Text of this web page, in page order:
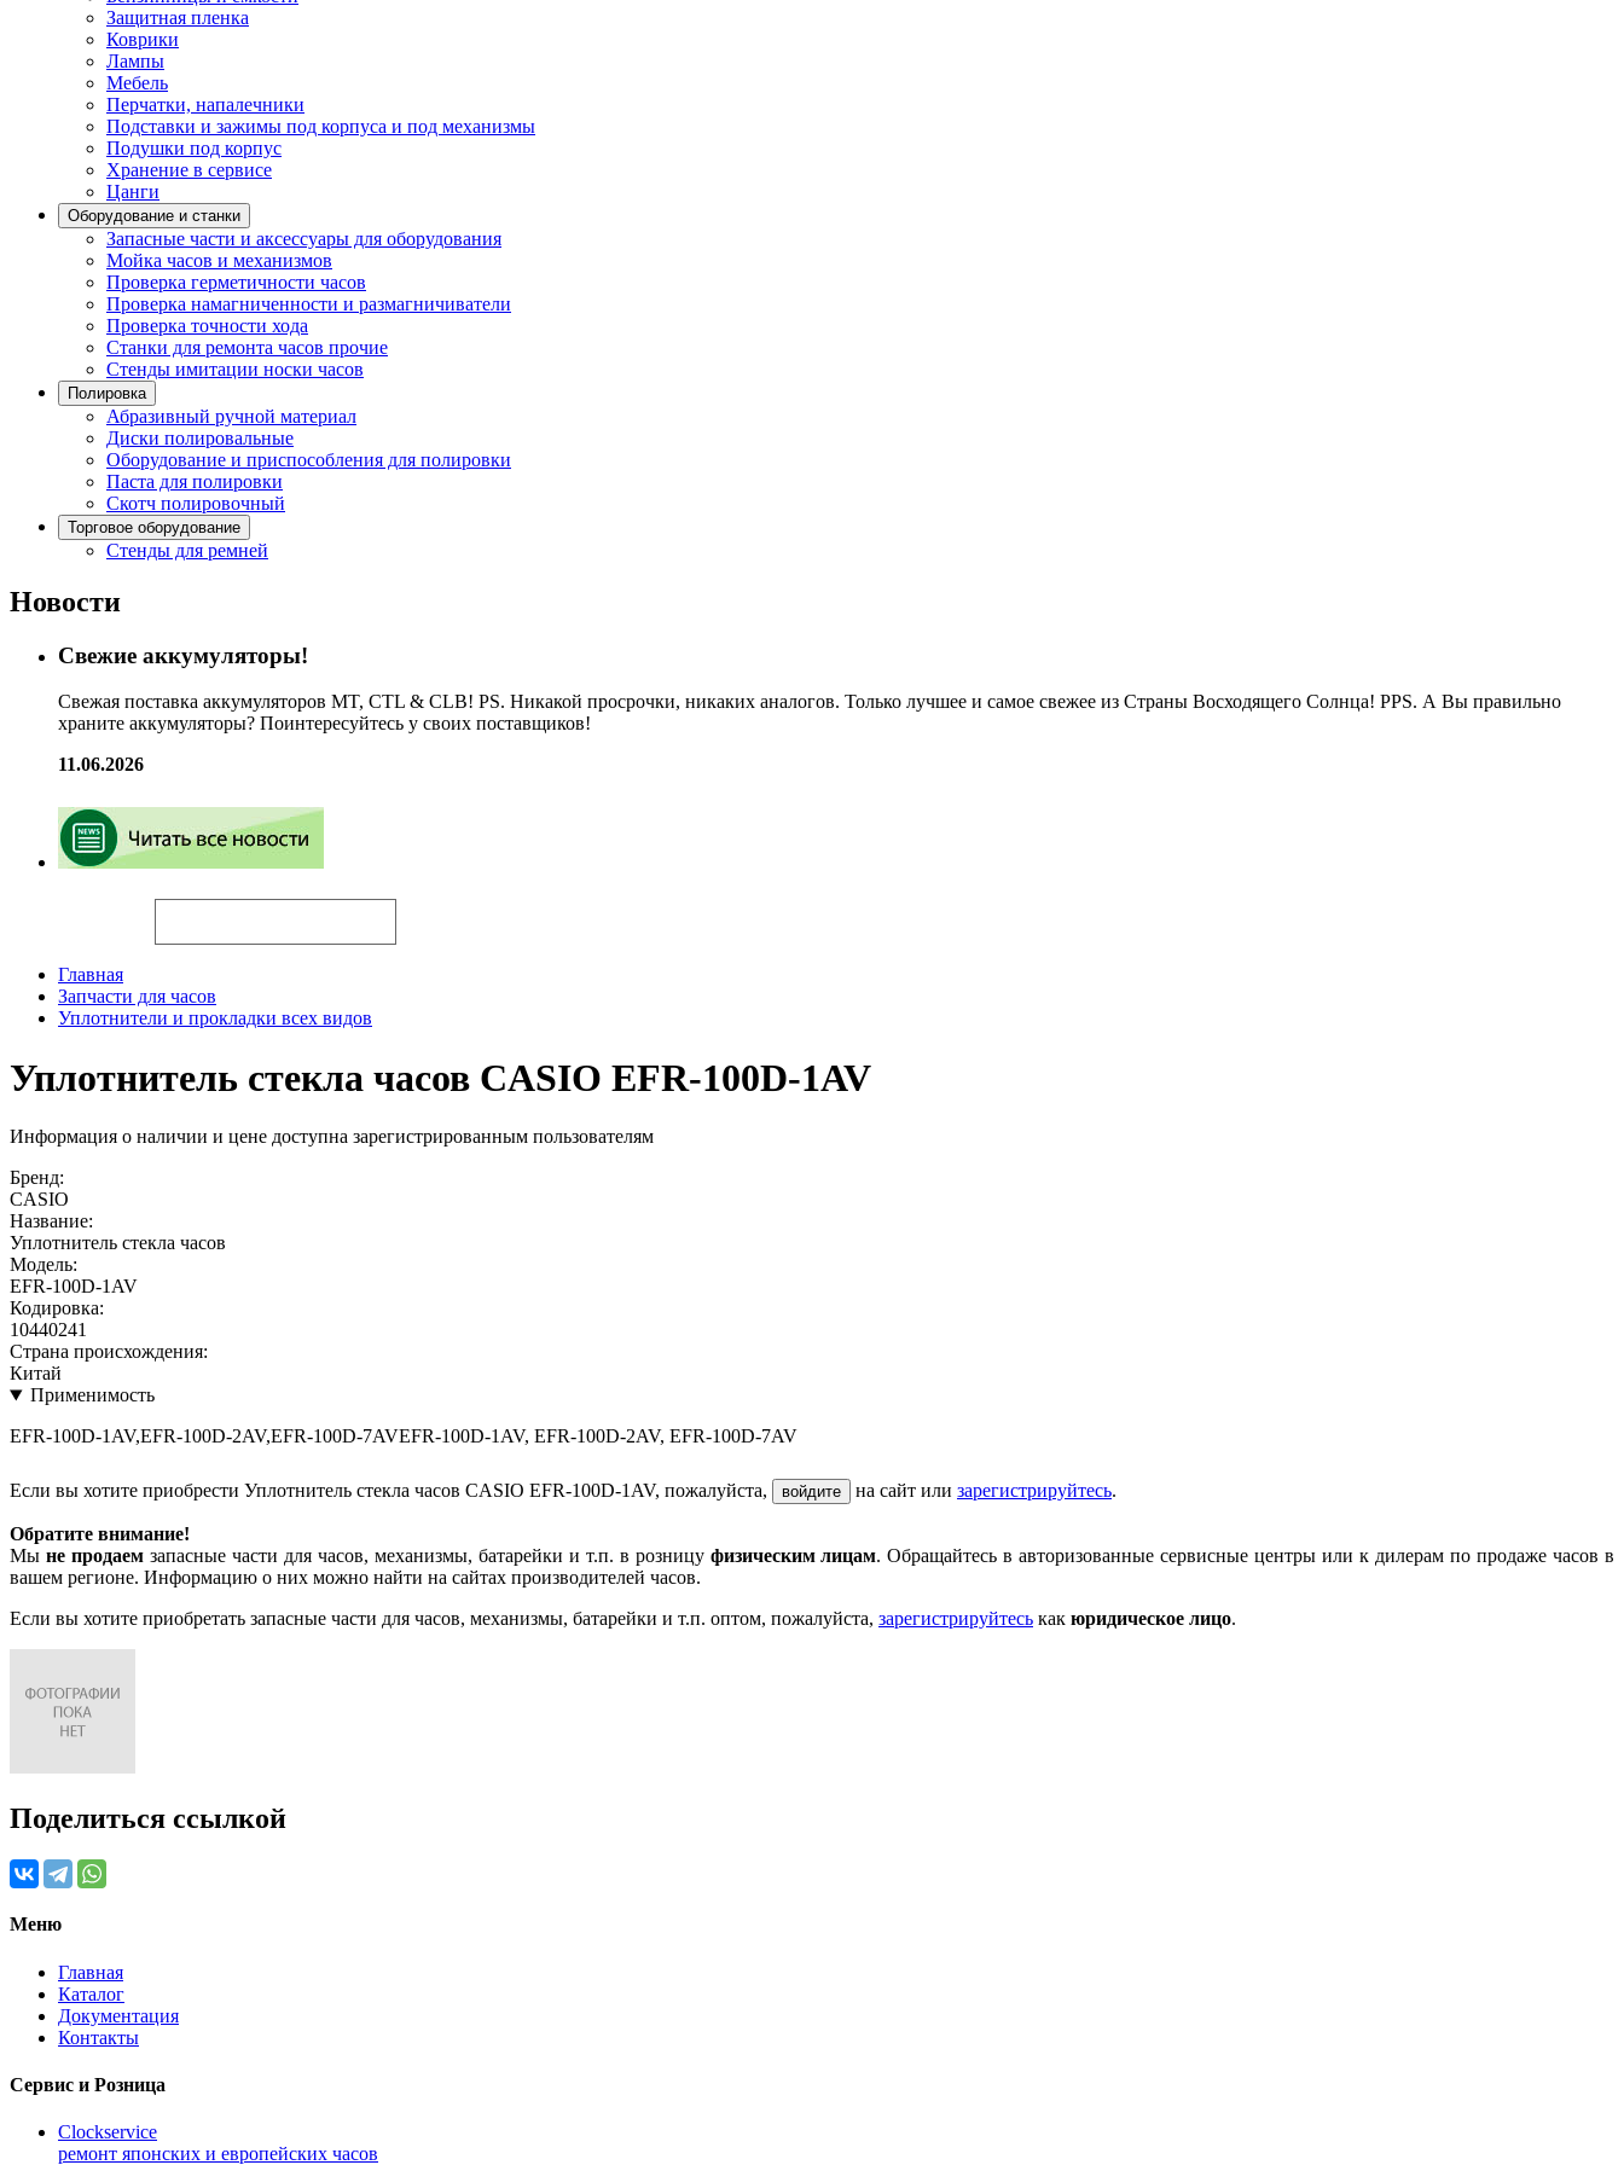
Защитная пленка
Коврики
Лампы
Мебель
Перчатки, напалечники
Подставки и зажимы под корпуса и под механизмы
Подушки под корпус
Хранение в сервисе
Цанги
Оборудование и станки
Запасные части и аксессуары для оборудования
Мойка часов и механизмов
Проверка герметичности часов
Проверка намагниченности и размагничиватели
Проверка точности хода
Станки для ремонта часов прочие
Стенды имитации носки часов
Полировка
Абразивный ручной материал
Диски полировальные
Оборудование и приспособления для полировки
Паста для полировки
Скотч полировочный
Торговое оборудование
Стенды для ремней
Новости
Свежие аккумуляторы!
Свежая поставка аккумуляторов MT, CTL & CLB! PS. Никакой просрочки, никаких аналогов. Только лучшее и самое свежее из Страны Восходящего Солнца! PPS. А Вы правильно
храните аккумуляторы? Поинтересуйтесь у своих поставщиков!
11.06.2026
Главная
Запчасти для часов
Уплотнители и прокладки всех видов
Уплотнитель стекла часов CASIO EFR-100D-1AV
Информация о наличии и цене доступна зарегистрированным пользователям
Бренд:
CASIO
Название:
Уплотнитель стекла часов
Модель:
EFR-100D-1AV
Кодировка:
10440241
Страна происхождения:
Китай
Применимость
EFR-100D-1AV,EFR-100D-2AV,EFR-100D-7AVEFR-100D-1AV, EFR-100D-2AV, EFR-100D-7AV
Если вы хотите приобрести Уплотнитель стекла часов CASIO EFR-100D-1AV, пожалуйста, войдите на сайт или зарегистрируйтесь.
Обратите внимание!
Мы не продаемзапасные части для часов, механизмы, батарейки и т.п. в розницу физическим лицам. Обращайтесь в авторизованные сервисные центры или к дилерам по продаже часов в
вашем регионе. Информацию о них можно найти на сайтах производителей часов.
Если вы хотите приобретать запасные части для часов, механизмы, батарейки и т.п. оптом, пожалуйста, зарегистрируйтесь как юридическое лицо.
Поделиться ссылкой
Меню
Главная
Каталог
Документация
Контакты
Сервис и Розница
Clockservice
ремонт японских и европейских часов